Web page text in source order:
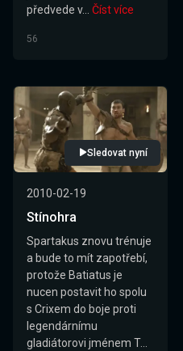
předvede v...
Číst více
56
Sledovat nyní
2010-02-19
Stínohra
Spartakus znovu trénuje
a bude to mít zapotřebí,
protože Batiatus je
nucen postavit ho spolu
s Crixem do boje proti
legendárnímu
gladiátorovi jménem T...